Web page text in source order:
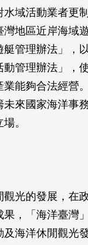
域活動業者更
地區近岸海域
管理辦法」，
管理辦法」，
能夠合法經營
來國家海洋事
。
光的發展，在
，「海洋臺灣
海洋休閒觀光